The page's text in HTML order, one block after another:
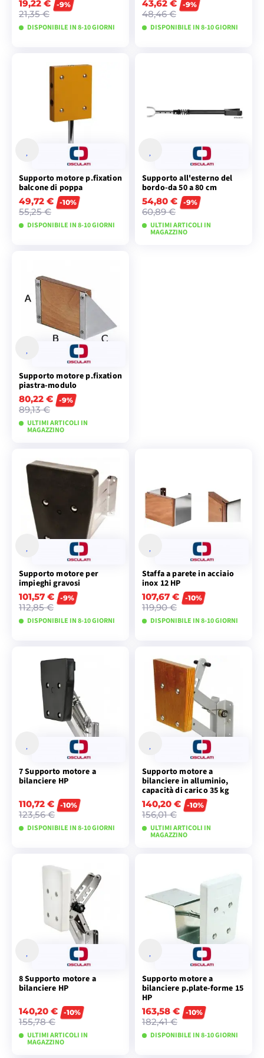
19,22 €
21,35 €
-9%
DISPONIBILE IN 8-10 GIORNI
VISUALIZZA I
MODELLI
43,62 €
48,46 €
-9%
DISPONIBILE IN 8-10 GIORNI
Supporto motore p.fixation
balcone di poppa
49,72 €
55,25 €
-10%
DISPONIBILE IN 8-10 GIORNI
MODELLI
Supporto all'esterno del
bordo-da 50 a 80 cm
54,80 €
60,89 €
-9%
ULTIMI ARTICOLI IN
MAGAZZINO
Supporto motore p.fixation
piastra-modulo
80,22 €
89,13 €
-9%
ULTIMI ARTICOLI IN
MAGAZZINO
VISUALIZZA I
MODELLI
Supporto motore per
impieghi gravosi
101,57 €
112,85 €
-9%
DISPONIBILE IN 8-10 GIORNI
VISUALIZZA I
MODELLI
Staffa a parete in acciaio
inox 12 HP
107,67 €
119,90 €
-10%
DISPONIBILE IN 8-10 GIORNI
VISUALIZZA I
MODELLI
7 Supporto motore a
bilanciere HP
110,72 €
123,56 €
-10%
DISPONIBILE IN 8-10 GIORNI
VISUALIZZA I
MODELLI
Supporto motore a
bilanciere in alluminio,
capacità di carico 35 kg
140,20 €
156,01 €
-10%
ULTIMI ARTICOLI IN
MAGAZZINO
MODELLI
8 Supporto motore a
bilanciere HP
140,20 €
155,78 €
-10%
ULTIMI ARTICOLI IN
MAGAZZINO
Supporto motore a
bilanciere p.plate-forme 15
HP
163,58 €
182,41 €
-10%
DISPONIBILE IN 8-10 GIORNI